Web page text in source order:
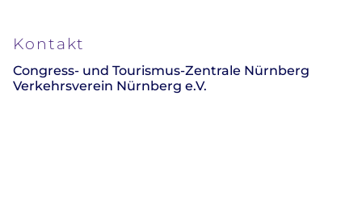
Kontakt
Congress- und Tourismus-Zentrale Nürnberg
Verkehrsverein Nürnberg e.V.